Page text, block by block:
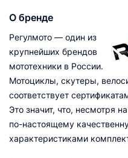
О бренде
Регулмото — один из
крупнейших брендов
мототехники в России.
Мотоциклы, скутеры,
соответствует
Это значит, что, несмотря
по-настоящему
характеристиками